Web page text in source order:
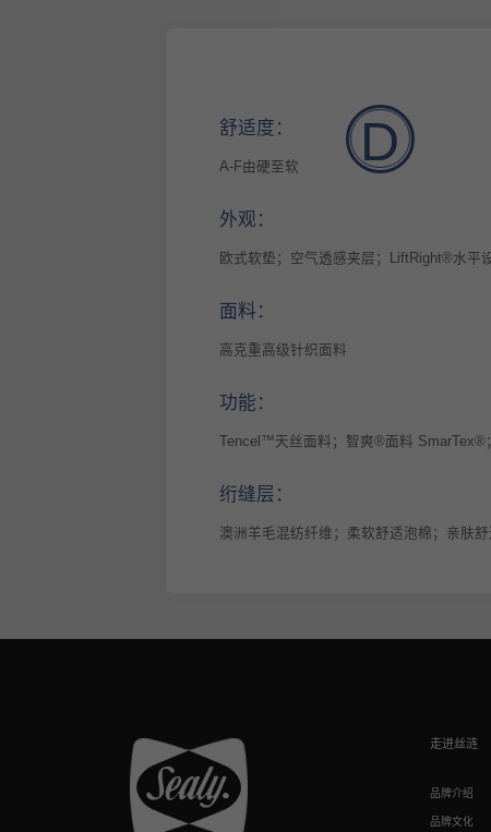
舒适度：
A-F由硬至软 D
外观：
欧式软垫；空气透感夹层；LiftRight®水平
面料：
高克重高级针织面料
功能：
Tencel™天丝面料；智爽®面料
绗缝层：
澳洲羊毛混纺纤维；柔软舒适泡棉；亲肤
走进丝涟
品牌介绍
品牌文化